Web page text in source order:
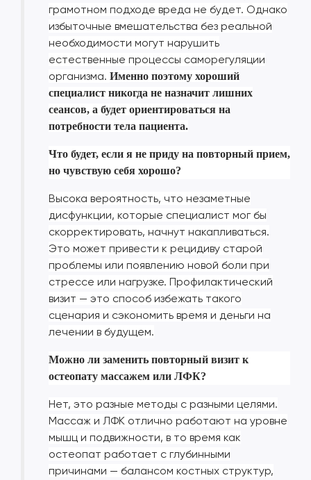
грамотном подходе вреда не будет. Однако
избыточные вмешательства без реальной
необходимости могут нарушить
естественные процессы саморегуляции
организма. Именно поэтому хороший
специалист никогда не назначит лишних
сеансов, а будет ориентироваться на
потребности тела пациента.
Что будет, если я не приду на повторный прием,
но чувствую себя хорошо?
Высока вероятность, что незаметные
дисфункции, которые специалист мог бы
скорректировать, начнут накапливаться.
Это может привести к рецидиву старой
проблемы или появлению новой боли при
стрессе или нагрузке. Профилактический
визит — это способ избежать такого
сценария и сэкономить время и деньги на
лечении в будущем.
Можно ли заменить повторный визит к
остеопату массажем или ЛФК?
Нет, это разные методы с разными целями.
Массаж и ЛФК отлично работают на уровне
мышц и подвижности, в то время как
остеопат работает с глубинными
причинами — балансом костных структур,